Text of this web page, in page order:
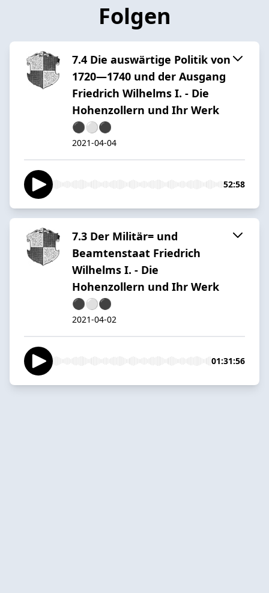
Folgen
7.4 Die auswärtige Politik von
1720—1740 und der Ausgang
Friedrich Wilhelms I. - Die
Hohenzollern und Ihr Werk
⚫️⚪️⚫️
2021-04-04
52:58
7.3 Der Militär= und
Beamtenstaat Friedrich
Wilhelms I. - Die
Hohenzollern und Ihr Werk
⚫️⚪️⚫️
2021-04-02
01:31:56